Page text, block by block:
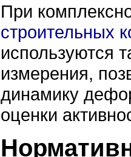
При
строительных
используются
измерения,
динамику
оценки